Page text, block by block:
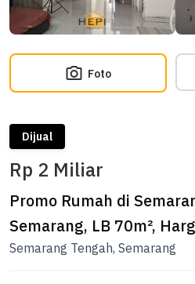
Foto
Dijual
Rp 2 Miliar
Promo Rumah di
Semarang, LB 70m²,
Semarang Tengah, Semarang